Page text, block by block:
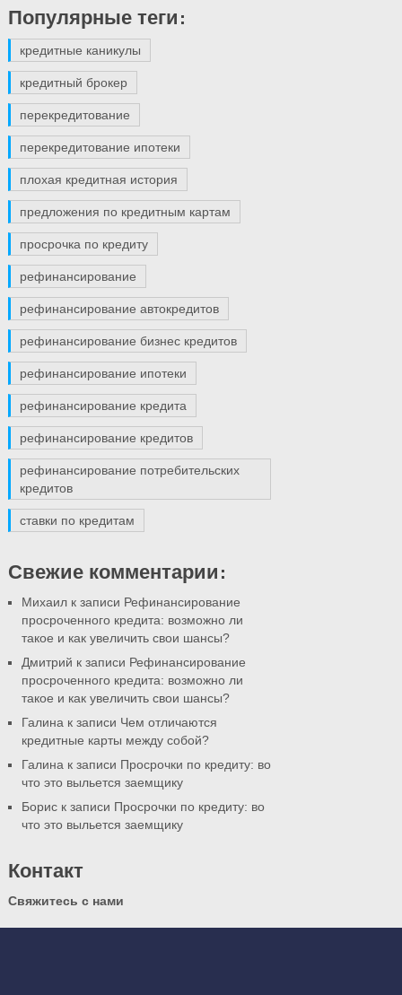
Популярные теги:
кредитные каникулы
кредитный брокер
перекредитование
перекредитование ипотеки
плохая кредитная история
предложения по кредитным картам
просрочка по кредиту
рефинансирование
рефинансирование автокредитов
рефинансирование бизнес кредитов
рефинансирование ипотеки
рефинансирование кредита
рефинансирование кредитов
рефинансирование потребительских
кредитов
ставки по кредитам
Свежие комментарии:
Михаилк записи Рефинансирование
просроченного кредита: возможно ли
такое и как увеличить свои шансы?
Дмитрий к записи Рефинансирование
просроченного кредита: возможно ли
такое и как увеличить свои шансы?
Галина к записи Чем отличаются
кредитные карты между собой?
Галина к записи Просрочки по кредиту: во
что это выльется заемщику
Бориск записи Просрочки по кредиту: во
что это выльется заемщику
Контакт
Свяжитесь с нами